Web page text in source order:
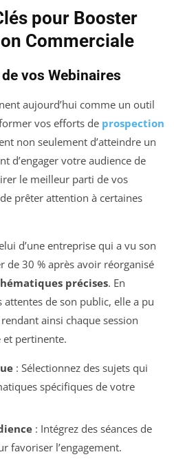
pour Booster
Commerciale
vos Webinaires
aujourd’hui comme un outil
vos efforts de prospection
non seulement d’atteindre un
d’engager votre audience de
le meilleur parti de vos
prêter attention à certaines
d’une entreprise qui a vu son
de 30 % après avoir réorganisé
précises. En
attentes de son public, elle a pu
ainsi chaque session
et pertinente.
: Sélectionnez des sujets qui
spécifiques de votre
: Intégrez des séances de
favoriser l’engagement.